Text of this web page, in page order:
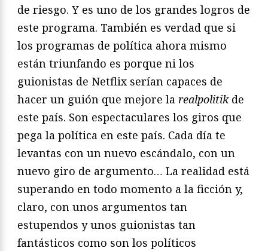
de riesgo. Y es uno de los grandes logros de
este programa. También es verdad que si
los programas de política ahora mismo
están triunfando es porque ni los
guionistas de Netflix serían capaces de
hacer un guión que mejore la realpolitikde
este país. Son espectaculares los giros que
pega la política en este país. Cada día te
levantas con un nuevo escándalo, con un
nuevo giro de argumento… La realidad está
superando en todo momento a la ficción y,
claro, con unos argumentos tan
estupendos y unos guionistas tan
fantásticos como son los políticos